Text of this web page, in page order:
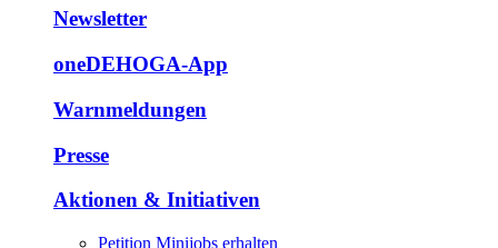
Newsletter
oneDEHOGA-App
Warnmeldungen
Presse
Aktionen & Initiativen
Petition Minijobs erhalten